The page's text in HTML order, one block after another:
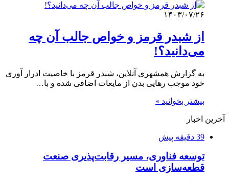
۱۴۰۳/۰۷/۲۶
از شبدر قرمز و خواص جالب آن چه
می‌دانید؟!
به گزارش همشهری آنلاین، شبدر قرمز با خاصیت ادرار آوری
خود موجب رهایی بدن از مایعات اضافی شده و با…
بیشتر بخوانید »
آخرین اخبار
39 دقیقه پیش
توسعه فناوری، مسیر رقابت‌پذیری صنعت
قطعه‌سازی است